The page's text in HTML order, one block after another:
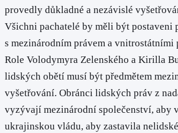
provedly důkladné a nezávislé
Všichni pachatelé by měli být postaveni
s mezinárodním právem a vnitrostátními
Role Volodymyra Zelenského a Kirilla
lidských obětí musí být předmětem
vyšetřování. Obránci lidských práv z
vyzývají mezinárodní společenství, aby
ukrajinskou vládu, aby zastavila